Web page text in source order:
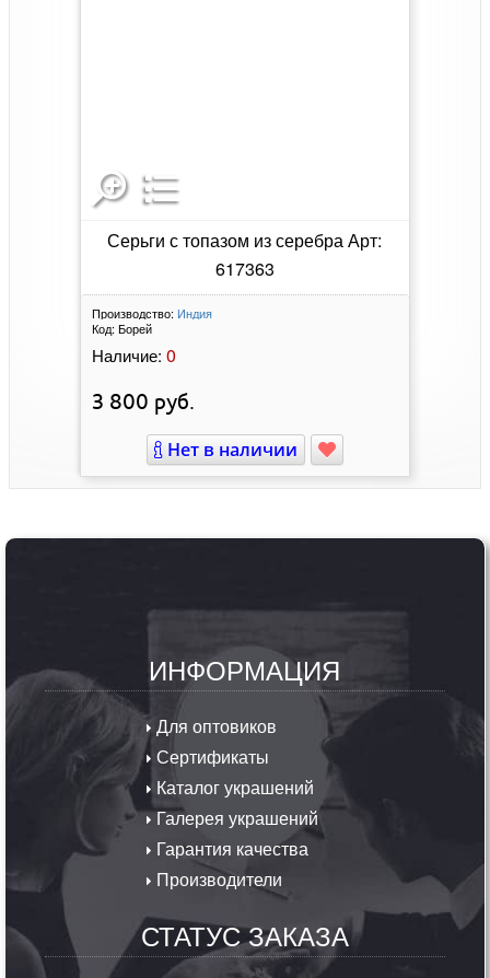
Серьги с топазом из серебра Арт:
617363
Производство: Индия
Код: Борей
Наличие: 0
3 800 руб.
Нет в наличии
ИНФОРМАЦИЯ
Для оптовиков
Сертификаты
Каталог украшений
Галерея украшений
Гарантия качества
Производители
СТАТУС ЗАКАЗА